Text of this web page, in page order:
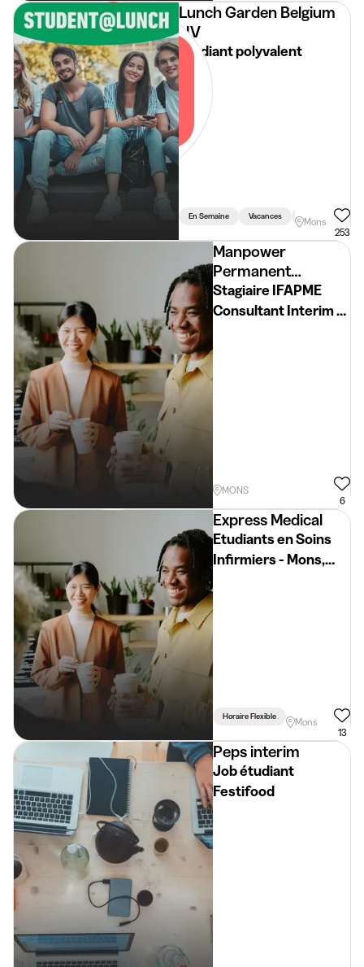
Lunch Garden Belgium
NV
Etudiant polyvalent
En Semaine Vacances Weekend
Mons
253
Manpower
Permanent
Placement
Stagiaire IFAPME
Consultant Interim -
MONS
6
Express Medical
Etudiants en Soins
Infirmiers - Mons,
Louvière
Horaire Flexible
Mons
13
Peps interim
Job étudiant
Festifood